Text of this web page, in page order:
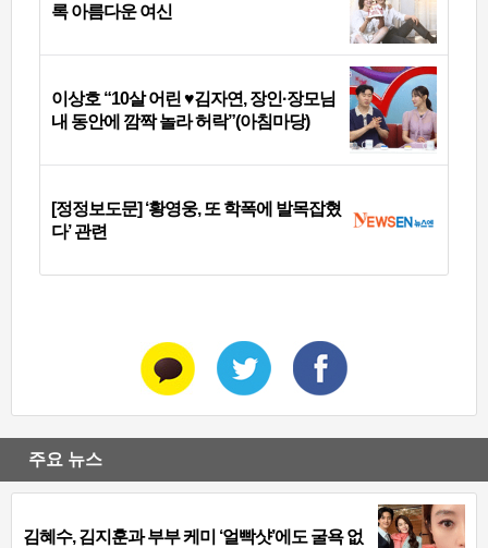
록 아름다운 여신
이상호 “10살 어린 ♥김자연, 장인·장모님
내 동안에 깜짝 놀라 허락”(아침마당)
[정정보도문] ‘황영웅, 또 학폭에 발목잡혔
다’ 관련
주요 뉴스
김혜수, 김지훈과 부부 케미 ‘얼빡샷’에도 굴욕 없